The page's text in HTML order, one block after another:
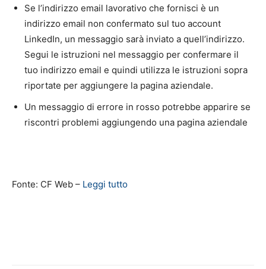
Se l’indirizzo email lavorativo che fornisci è un
indirizzo email non confermato sul tuo account
LinkedIn, un messaggio sarà inviato a quell’indirizzo.
Segui le istruzioni nel messaggio per confermare il
tuo indirizzo email e quindi utilizza le istruzioni sopra
riportate per aggiungere la pagina aziendale.
Un messaggio di errore in rosso potrebbe apparire se
riscontri problemi aggiungendo una pagina aziendale
Fonte: CF Web – Leggi tutto